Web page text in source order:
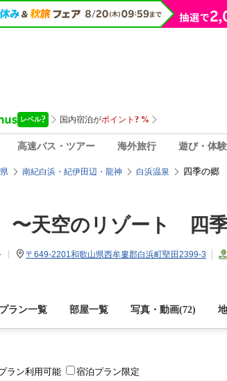
高速バス・ツアー 海外旅行 遊び・体験
南紀白浜・紀伊田辺・龍神 白浜温泉 四季の郷
天空のリゾート 四
〒649-2201和歌山県西牟婁郡白浜町堅田2399-3
プラン一覧 部屋一覧 写真・動画(72)
ラン利用可能 宿泊プラン限定